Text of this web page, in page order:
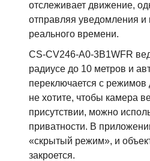
отслеживает движение,
отправляя уведомления
реального времени.
CS-CV246-A0-3B1WFR
радиусе до 10 метров и
переключается с режимов
не хотите, чтобы камера
присутствии, можно
приватности. В
«скрытый режим», и
закроется.